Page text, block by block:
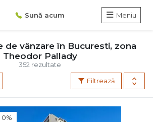
Sună acum Meniu
352 rezultate
de vânzare în Bucuresti, zona
Theodor Pallady
Filtrează